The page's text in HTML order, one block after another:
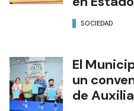
SOCIEDAD
El
un
de